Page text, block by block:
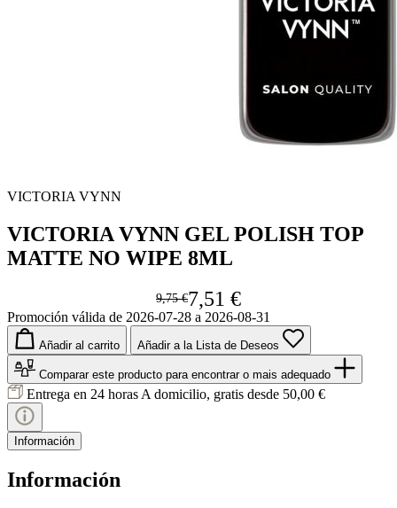
VICTORIA VYNN
VICTORIA VYNN GEL POLISH TOP
MATTE NO WIPE 8ML
9,75 €7,51 €
Promoción válida de 2026-07-28 a 2026-08-31
Añadir al carrito Añadir a la Lista de Deseos
Comparar este producto para encontrar o mais adequado
Entrega en 24 horas A domicilio, gratis desde 50,00 €
Información
Información